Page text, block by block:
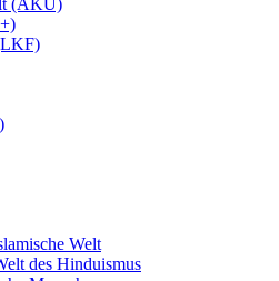
(AKU)
Welt
des Hinduismus